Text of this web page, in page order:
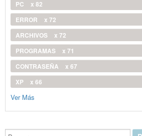
PC
x 82
ERROR
x 72
ARCHIVOS
x 72
PROGRAMAS
x 71
CONTRASEÑA
x 67
XP
x 66
Ver Más
Buscar...